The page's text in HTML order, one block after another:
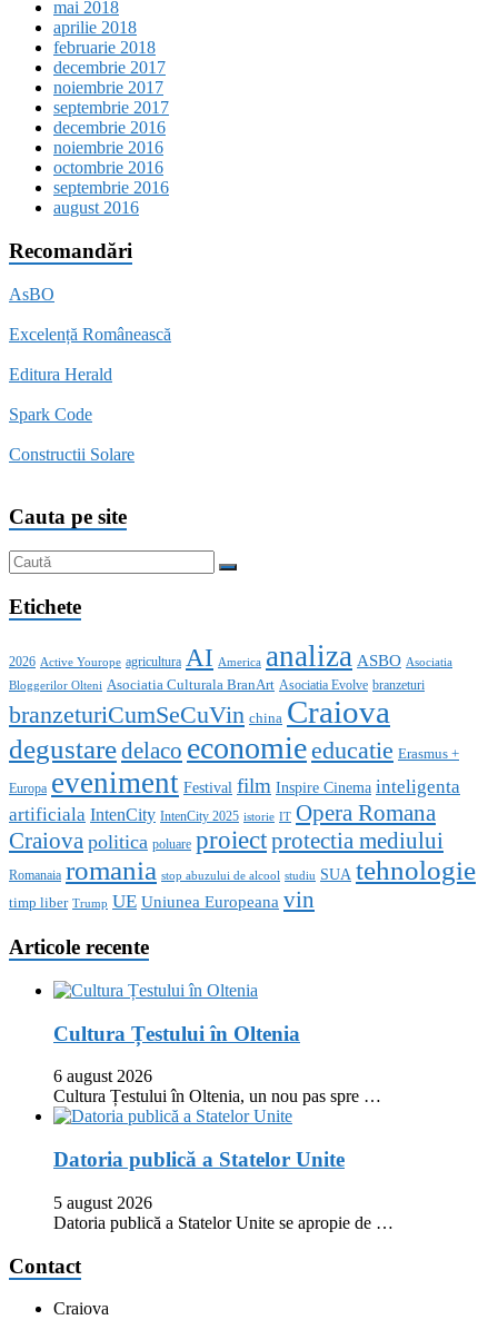
mai 2018
aprilie 2018
februarie 2018
decembrie 2017
noiembrie 2017
septembrie 2017
decembrie 2016
noiembrie 2016
octombrie 2016
septembrie 2016
august 2016
Recomandări
AsBO
Excelență Românească
Editura Herald
Spark Code
Constructii Solare
Cauta pe site
Etichete
2026 Active Yourope agricultura AI America analiza ASBO Asociatia
Bloggerilor Olteni Asociatia Culturala BranArt Asociatia Evolve branzeturi
branzeturiCumSeCuVin china Craiova
degustaredelaco economieeducatie Erasmus +
Europa eveniment Festival film Inspire Cinema inteligenta
artificiala IntenCity IntenCity 2025 istorie IT Opera Romana
Craiova politica poluare proiectprotectia mediului
Romanaia romania stop abuzului de alcool studiu SUA tehnologie
timp liber Trump UE Uniunea Europeana vin
Articole recente
Cultura Țestului în Oltenia
6 august 2026
Cultura Țestului în Oltenia, un nou pas spre …
Datoria publică a Statelor Unite
5 august 2026
Datoria publică a Statelor Unite se apropie de …
Contact
Craiova